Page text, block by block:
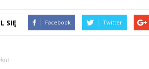
SIĘ Facebook Twitter